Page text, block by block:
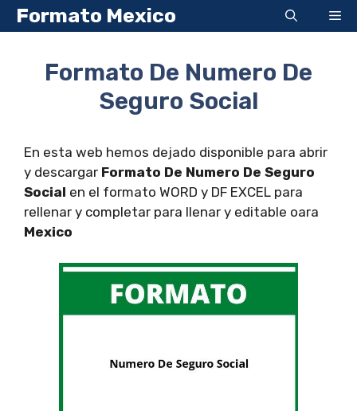
Saltar
al
Formato Mexico
Formato De Numero De
Seguro Social
En esta web hemos dejado disponible para abrir
y descargar Formato De Numero De Seguro
Social en el formato WORD y DF EXCEL para
rellenar y completar para llenar y editable oara
Mexico